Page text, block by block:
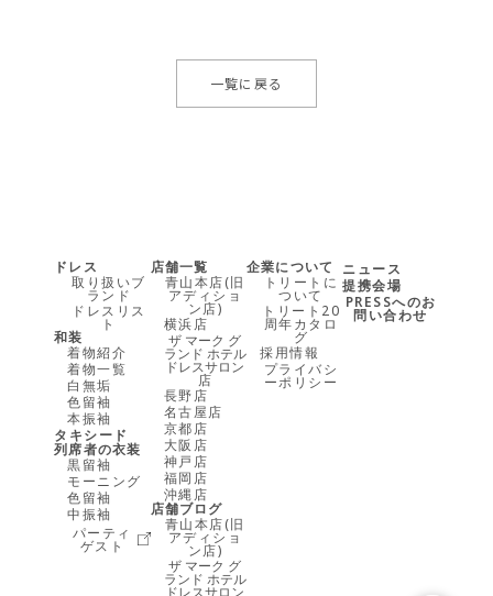
一覧に戻る
ドレス
取り扱いブ
ランド
ドレスリス
ト
和装
着物紹介
着物一覧
白無垢
色留袖
本振袖
タキシード
列席者の衣装
黒留袖
モーニング
色留袖
中振袖
パーティ
ゲスト
店舗一覧
青山本店(旧
アディショ
ン店)
横浜店
ザ マーク グ
ランド ホテル
ドレスサロン
店
長野店
名古屋店
京都店
大阪店
神戸店
福岡店
沖縄店
店舗ブログ
青山本店(旧
アディショ
ン店)
ザ マーク グ
ランド ホテル
企業について
トリートに
ついて
トリート20
周年カタロ
グ
採用情報
プライバシ
ーポリシー
ニュース
提携会場
PRESSへのお
問い合わせ